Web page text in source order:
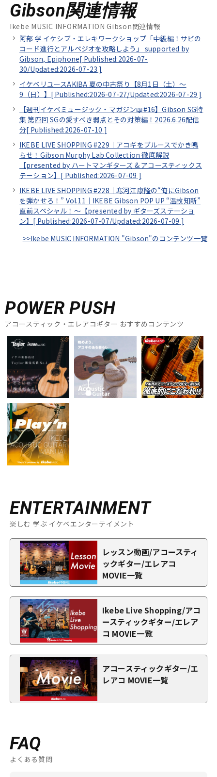
Gibson関連情報
Ikebe MUSIC INFORMATION Gibson関連情報
阿部 学 イケシブ・エレキワークショップ「中級編！サビの
コード進行とアルペジオを攻略しよう」 supported by
Gibson, Epiphone[ Published:2026-07-
30/Updated:2026-07-23 ]
イケベリユースAKIBA 夏の中古祭り【8月1日（土）～
9（日）】[ Published:2026-07-27/Updated:2026-07-29 ]
【週刊イケベミュージック・マガジン📖#16】Gibson SG特
集 第四回 SGの愛すべき弱点とその対策編！2026.6.26配信
分[ Published:2026-07-10 ]
IKEBE LIVE SHOPPING #229｜アコギをブルースでかき鳴
らせ！Gibson Murphy Lab Collection 徹底解説
【presented by ハートマンギターズ & アコースティックス
テーション】[ Published:2026-07-09 ]
IKEBE LIVE SHOPPING #228｜寒河江康隆の“俺にGibson
を弾かせろ！” Vol.11｜IKEBE Gibson POP UP “温故知新”
直前スペシャル！～【presented by ギターズステーショ
ン】[ Published:2026-07-07/Updated:2026-07-09 ]
>>Ikebe MUSIC INFORMATION "Gibson"のコンテンツ一覧
POWER PUSH
アコースティック・エレアコギター おすすめコンテンツ
ENTERTAINMENT
楽しむ 学ぶ イケベエンターテイメント
レッスン動画/アコースティ
ックギター/エレアコ
MOVIE一覧
Ikebe Live Shopping/アコ
ースティックギター/エレア
コ MOVIE一覧
アコースティックギター/エ
レアコ MOVIE一覧
FAQ
よくある質問